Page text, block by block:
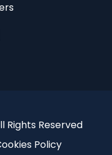
Rights Reserved
Policy